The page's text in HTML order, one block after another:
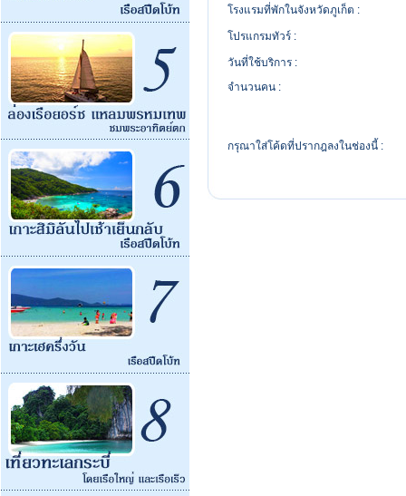
โรงแรมที่พักในจังหวัดภูเก็ต :
โปรแกรมทัวร์ :
วันที่ใช้บริการ :
จำนวนคน :
กรุณาใส่โค้ดที่ปรากฎลงในช่องนี้ :